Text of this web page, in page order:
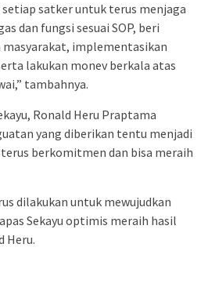
satker untuk terus menjaga
dan fungsi sesuai SOP, beri
masyarakat, implementasikan
lakukan monev berkala atas
tambahnya.
Ronald Heru Praptama
yang diberikan tentu menjadi
berkomitmen dan bisa meraih
dilakukan untuk mewujudkan
Sekayu optimis meraih hasil
Heru.